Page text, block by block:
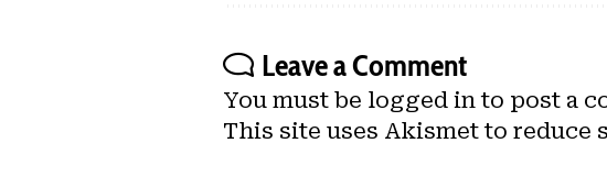
Leave a Comment
You must be logged into post a
This site uses Akismet to reduce